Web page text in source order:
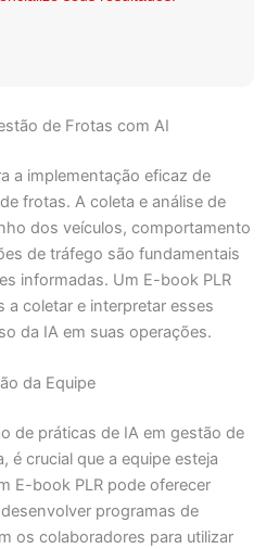
de Frotas com AI
a implementação eficaz de
frotas. A coleta e análise de
dos veículos, comportamento
de tráfego são fundamentais
informadas. Um E-book PLR
a coletar e interpretar esses
da IA em suas operações.
da Equipe
de práticas de IA em gestão de
é crucial que a equipe esteja
E-book PLR pode oferecer
programas de
os colaboradores para utilizar